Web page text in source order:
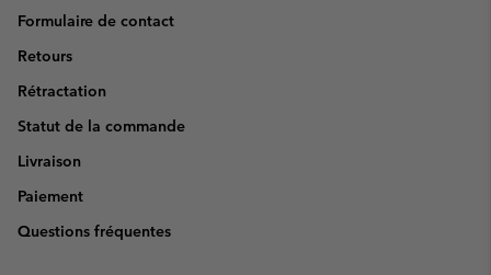
Formulaire de contact
Retours
Rétractation
Statut de la commande
Livraison
Paiement
Questions fréquentes